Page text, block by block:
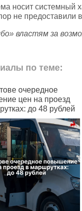
носит системный
не предоставили
властям за
по теме:
В Саратовской
резко снизили
контрактникам:
с 2,2 млн до